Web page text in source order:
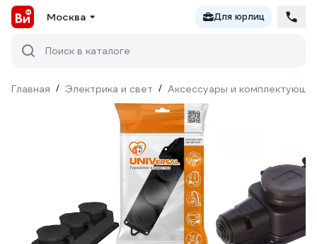
Москва Для юрлиц
Поиск в каталоге
Главная / Электрика и свет / Аксессуары и